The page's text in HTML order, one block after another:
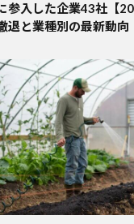
参入した企業43社【
退と業種別の最新動向